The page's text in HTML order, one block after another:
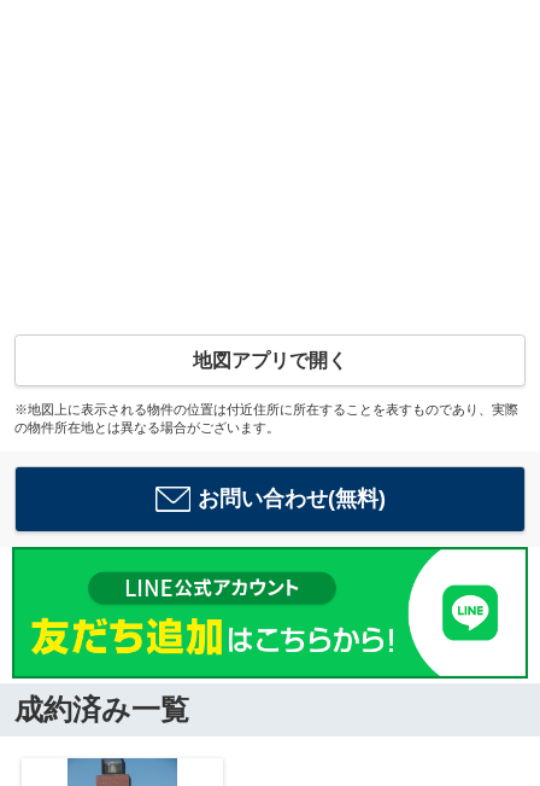
地図アプリで開く
※地図上に表示される物件の位置は付近住所に所在することを表すものであり、実際
の物件所在地とは異なる場合がございます。
お問い合わせ(無料)
成約済み一覧